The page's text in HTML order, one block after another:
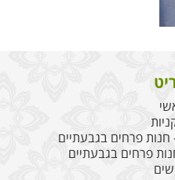
חנות פרחים בגבעתיים
פרחים בגבעתיים